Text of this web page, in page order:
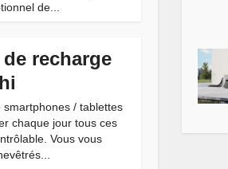
de...
recharge
/ tablettes
chaque jour tous ces
Vous vous